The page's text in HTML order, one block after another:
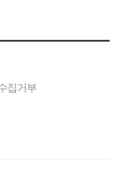
집거부